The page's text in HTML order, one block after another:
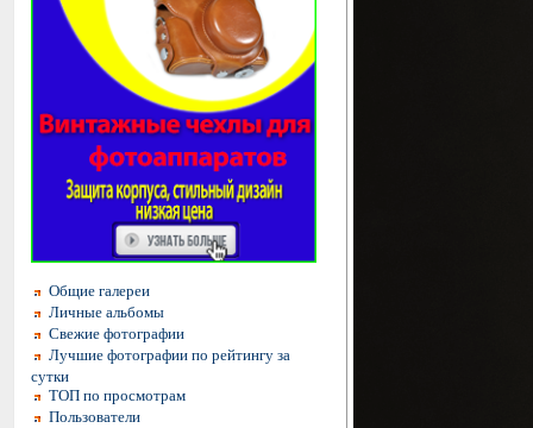
Общие галереи
Личные альбомы
Свежие фотографии
Лучшие фотографии по рейтингу за
сутки
ТОП по просмотрам
Пользователи